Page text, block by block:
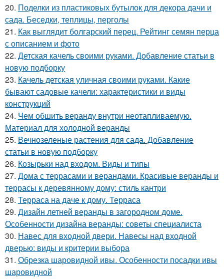
20. Поделки из пластиковых бутылок для декора дачи и
сада. Беседки, теплицы, перголы
21. Как выглядит болгарский перец. Рейтинг семян перца
с описанием и фото
22. Детская качель своими руками. Добавление статьи в
новую подборку
23. Качель детская уличная своими руками. Какие
бывают садовые качели: характеристики и виды
конструкций
24. Чем обшить веранду внутри неотапливаемую.
Материал для холодной веранды
25. Вечнозеленые растения для сада. Добавление
статьи в новую подборку
26. Козырьки над входом. Виды и типы
27. Дома с террасами и верандами. Красивые веранды и
террасы к деревянному дому: стиль кантри
28. Терраса на даче к дому. Терраса
29. Дизайн летней веранды в загородном доме.
Особенности дизайна веранды: советы специалиста
30. Навес для входной двери. Навесы над входной
дверью: виды и критерии выбора
31. Обрезка шаровидной ивы. Особенности посадки ивы
шаровидной